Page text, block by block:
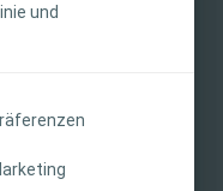
und
(IFU) des
sorgfältig zu
Laufenden mit